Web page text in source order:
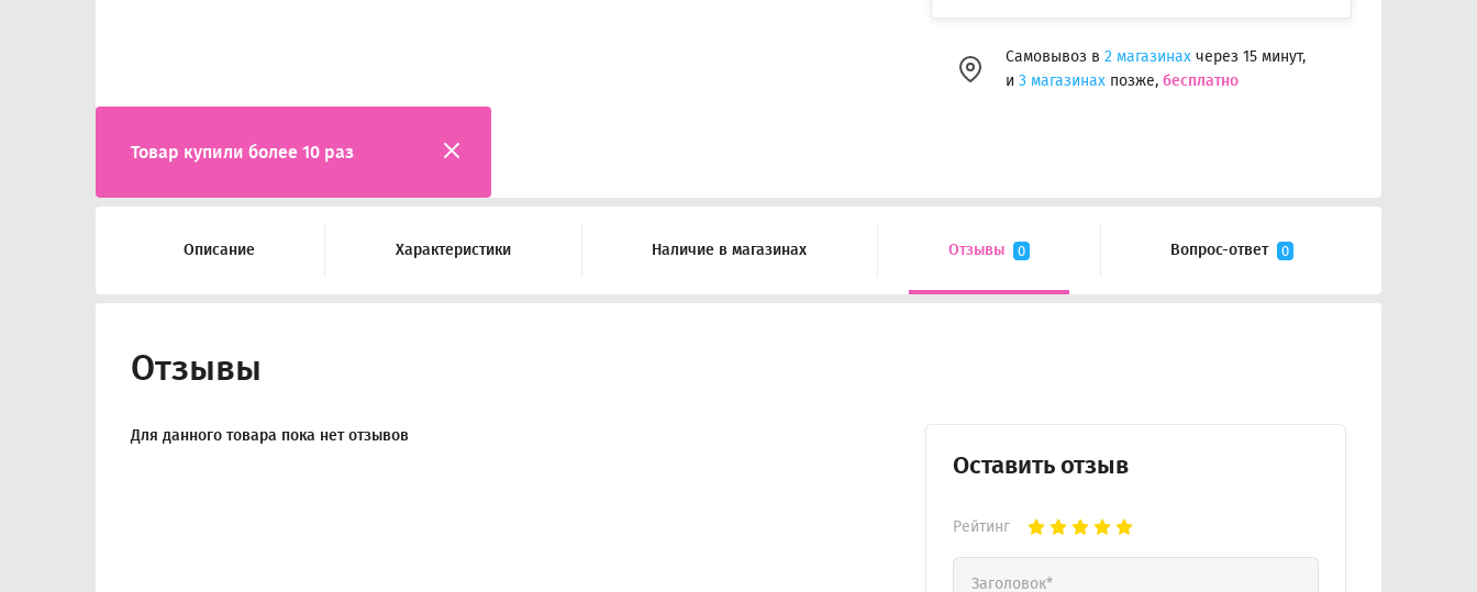
Самовывоз в 2 магазинах через 15 минут,
и 3 магазинах позже, бесплатно
Товар купили более 10 раз
Описание Характеристики Наличие в магазинах Отзывы 0 Вопрос-ответ 0
Отзывы
Для данного товара пока нет отзывов
Оставить отзыв
Рейтинг